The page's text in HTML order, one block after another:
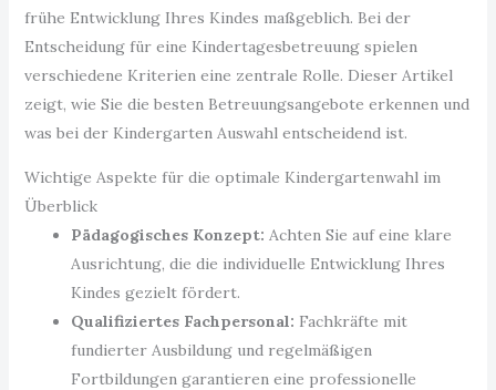
frühe Entwicklung Ihres Kindes maßgeblich. Bei der
Entscheidung für eine Kindertagesbetreuung spielen
verschiedene Kriterien eine zentrale Rolle. Dieser Artikel
zeigt, wie Sie die besten Betreuungsangebote erkennen und
was bei der Kindergarten Auswahl entscheidend ist.
Wichtige Aspekte für die optimale Kindergartenwahl im
Überblick
Pädagogisches Konzept: Achten Sie auf eine klare
Ausrichtung, die die individuelle Entwicklung Ihres
Kindes gezielt fördert.
Qualifiziertes Fachpersonal: Fachkräfte mit
fundierter Ausbildung und regelmäßigen
Fortbildungen garantieren eine professionelle